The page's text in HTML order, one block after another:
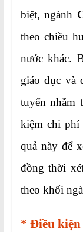
biệt, ngành
theo chiều
nước khác.
giáo dục và
tuyển nhằm
kiệm chi phí
quả này để
đồng thời
theo khối
* Điều kiện